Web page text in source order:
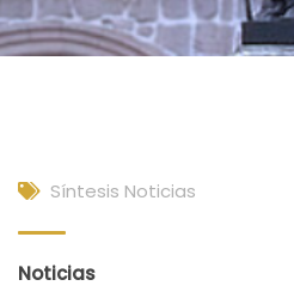
Síntesis Noticias
Noticias